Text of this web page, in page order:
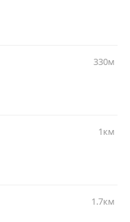
330м
1км
1.7км